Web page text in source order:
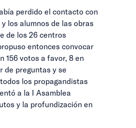
perdido el contacto con
los alumnos de las obras
de los 26 centros
entonces convocar
156 votos a favor, 8 en
de preguntas y se
los propagandistas
a la I Asamblea
y la profundización en